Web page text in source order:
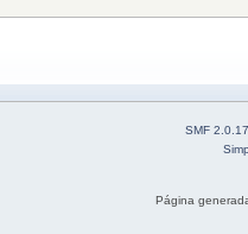
SMF 2.0.17
Página